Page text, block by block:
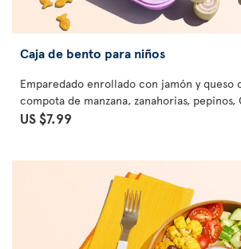
Caja de bento para niños
Emparedado enrollado con jamón y queso
compota de manzana, zanahorias, pepinos,
US $7.99